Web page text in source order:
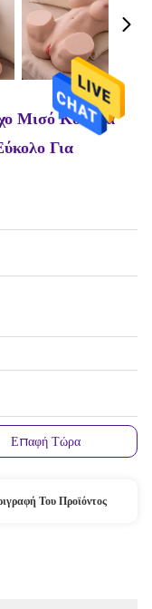
Μισό Κούκλα
Για
Union,
Επαφή Τώρα
Του Προϊόντος